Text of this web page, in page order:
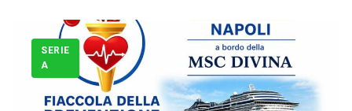
SERIE
A